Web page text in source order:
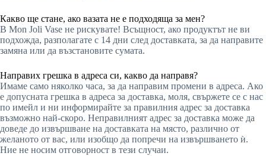
Какво ще стане, ако вазата не е подходяща за мен?
В Mon Joli Vase не рискувате! Всъщност, ако продуктът не ви
подхожда, разполагате с 14 дни след доставката, за да направите
замяна или да възстановите сумата.
Направих грешка в адреса си, какво да направя?
Имаме само няколко часа, за да направим промени в адреса. Ако
е допусната грешка в адреса за доставка, моля, свържете се с нас
по имейл и ни информирайте за правилния адрес за доставка
възможно най-скоро. Неправилният адрес за доставка може да
доведе до извършване на доставката на място, различно от
желаното от вас, или изобщо да попречи на извършването ѝ.
Ние не носим отговорност в тези случаи.